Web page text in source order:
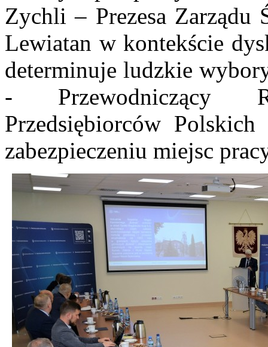
Zychli – Prezesa Zarządu
Lewiatan w kontekście
determinuje ludzkie
- Przewodniczący
Przedsiębiorców
zabezpieczeniu miejsc